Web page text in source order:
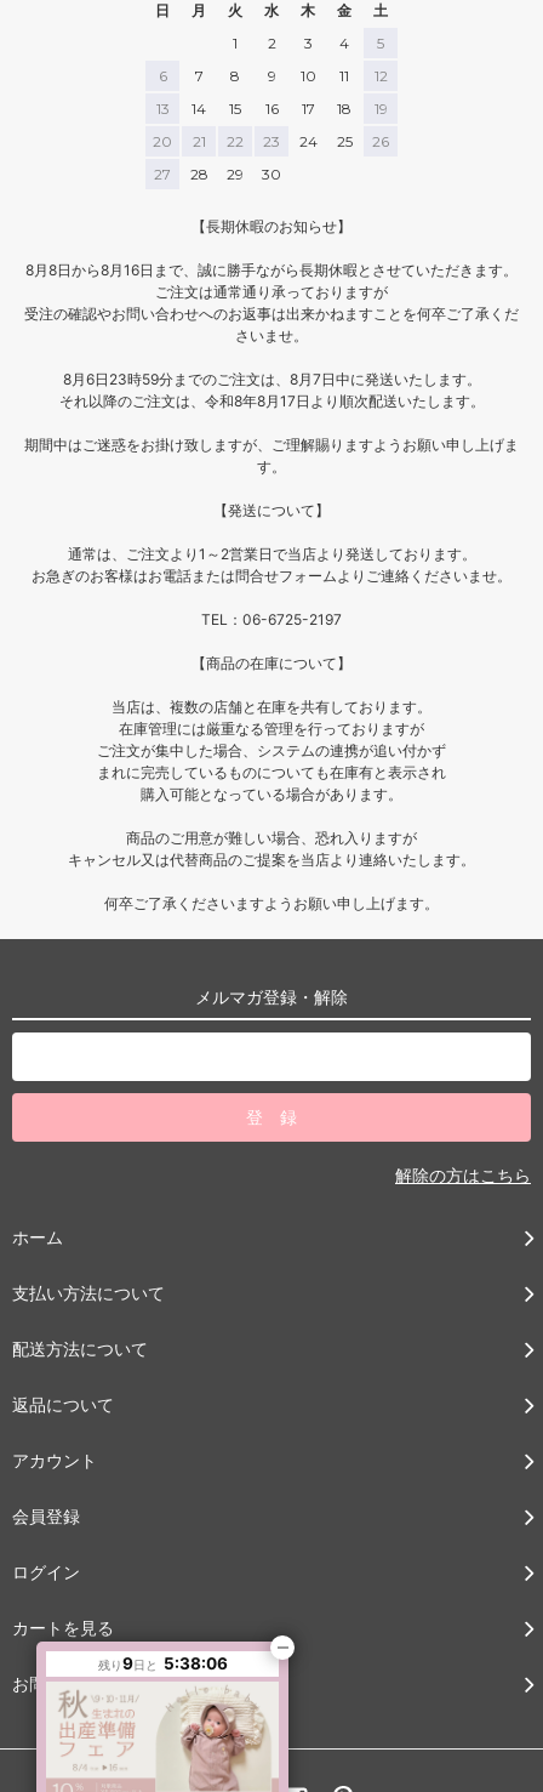
日
月 火 水 木 金
土
1
2 3 4
5
6
7 8 9 10 11
12
13
14 15 16 17 18
19
20
21 22 23 24 25
26
27
28 29 30
【長期休暇のお知らせ】
8月8日から8月16日まで、誠に勝手ながら長期休暇とさせていただきます。
ご注文は通常通り承っておりますが
受注の確認やお問い合わせへのお返事は出来かねますことを何卒ご了承くだ
さいませ。
8月6日23時59分までのご注文は、8月7日中に発送いたします。
それ以降のご注文は、令和8年8月17日より順次配送いたします。
期間中はご迷惑をお掛け致しますが、ご理解賜りますようお願い申し上げま
す。
【発送について】
通常は、ご注文より1～2営業日で当店より発送しております。
お急ぎのお客様はお電話または問合せフォームよりご連絡くださいませ。
TEL：06-6725-2197
【商品の在庫について】
当店は、複数の店舗と在庫を共有しております。
在庫管理には厳重なる管理を行っておりますが
ご注文が集中した場合、システムの連携が追い付かず
まれに完売しているものについても在庫有と表示され
購入可能となっている場合があります。
商品のご用意が難しい場合、恐れ入りますが
キャンセル又は代替商品のご提案を当店より連絡いたします。
何卒ご了承くださいますようお願い申し上げます。
メルマガ登録・解除
解除の方はこちら
ホーム
支払い方法について
配送方法について
返品について
アカウント
会員登録
ログイン
カートを見る
お問い合わせ
残り9日と 5:38:06